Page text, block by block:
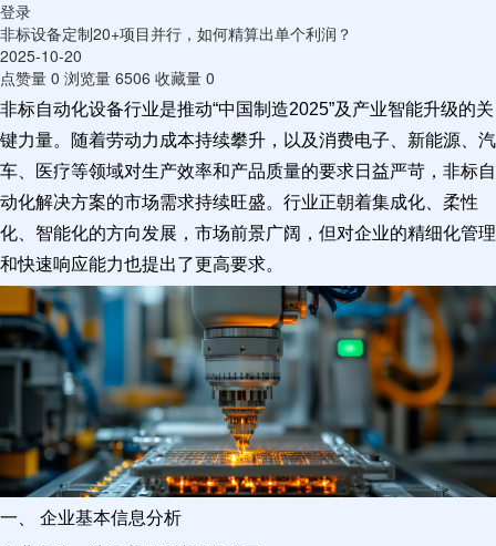
登录
非标设备定制20+项目并行，如何精算出单个利润？
2025-10-20
点赞量 0 浏览量 6506 收藏量 0
非标自动化设备行业是推动“中国制造2025”及产业智能升级的关
键力量。随着劳动力成本持续攀升，以及消费电子、新能源、汽
车、医疗等领域对生产效率和产品质量的要求日益严苛，非标自
动化解决方案的市场需求持续旺盛。行业正朝着集成化、柔性
化、智能化的方向发展，市场前景广阔，但对企业的精细化管理
和快速响应能力也提出了更高要求。
一、 企业基本信息分析